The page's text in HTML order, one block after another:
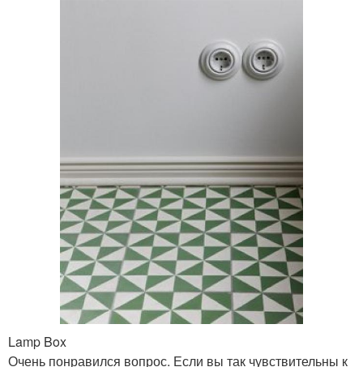
Lamp Box
Очень понравился вопрос. Если вы так чувствительны к